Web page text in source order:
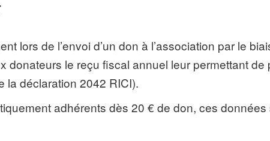
lors de l’envoi d’un don à l’association par le
donateurs le reçu fiscal annuel leur permettant
la déclaration 2042 RICI).
adhérents dès 20 € de don, ces